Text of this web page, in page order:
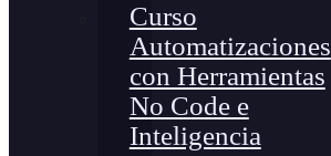
Curso
Automatizaciones
con Herramientas
No Code e
Inteligencia